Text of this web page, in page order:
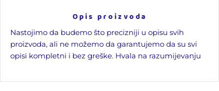
Opis proizvoda
Nastojimo da budemo što precizniji u opisu svih
proizvoda, ali ne možemo da garantujemo da su svi
opisi kompletni i bez greške. Hvala na razumijevanju